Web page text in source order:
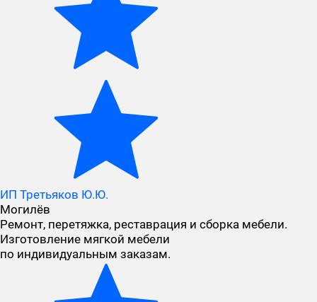
ИП Третьяков Ю.Ю.
Могилёв
Ремонт, перетяжка, реставрация и сборка мебели.
Изготовление мягкой мебели
по индивидуальным заказам.